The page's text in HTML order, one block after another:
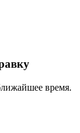
время.